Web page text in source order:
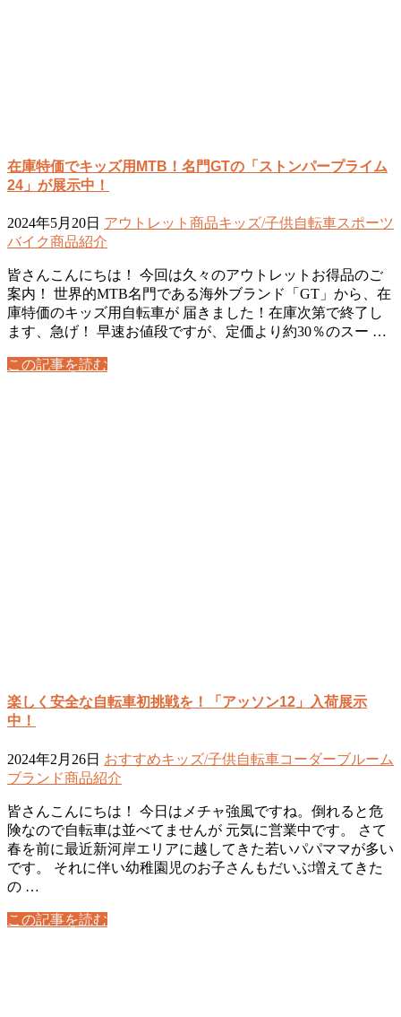
在庫特価でキッズ用MTB！名門GTの「ストンパープライム
24」が展示中！
2024年5月20日 アウトレット商品キッズ/子供自転車スポーツ
バイク商品紹介
皆さんこんにちは！ 今回は久々のアウトレットお得品のご
案内！ 世界的MTB名門である海外ブランド「GT」から、在
庫特価のキッズ用自転車が 届きました！在庫次第で終了し
ます、急げ！ 早速お値段ですが、定価より約30％のスー …
この記事を読む
楽しく安全な自転車初挑戦を！「アッソン12」入荷展示
中！
2024年2月26日 おすすめキッズ/子供自転車コーダーブルーム
ブランド商品紹介
皆さんこんにちは！ 今日はメチャ強風ですね。倒れると危
険なので自転車は並べてませんが 元気に営業中です。 さて
春を前に最近新河岸エリアに越してきた若いパパママが多い
です。 それに伴い幼稚園児のお子さんもだいぶ増えてきた
の …
この記事を読む